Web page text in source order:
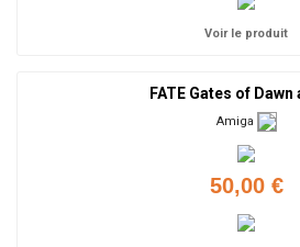
Voir le produit
FATE Gates of Dawn
Amiga
50,00 €